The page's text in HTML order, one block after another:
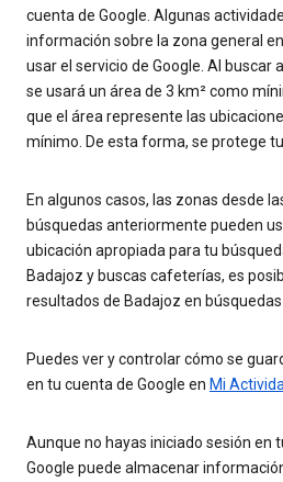
cuenta de Google. Algunas
información sobre la zona general
usar el servicio de Google. Al buscar
se usará un área de 3 km² como
que el área represente las
mínimo. De esta forma, se protege
En algunos casos, las zonas desde
búsquedas anteriormente pueden
ubicación apropiada para tu
Badajoz y buscas cafeterías, es
resultados de Badajoz en
Puedes ver y controlar cómo se
en tu cuenta de Google en Mi
Aunque no hayas iniciado sesión en
Google puede almacenar